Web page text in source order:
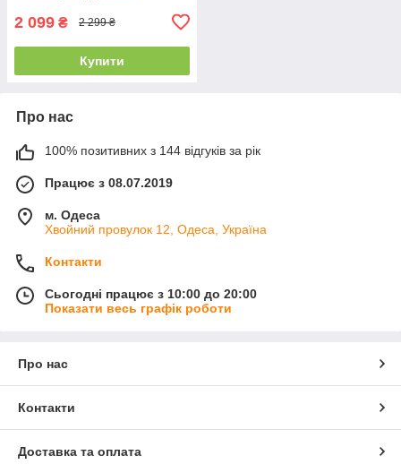
2 099 ₴ 2 299 ₴
Купити
Про нас
100% позитивних з 144 відгуків за рік
Працює з 08.07.2019
м. Одеса
Хвойний провулок 12, Одеса, Україна
Контакти
Сьогодні працює з 10:00 до 20:00
Показати весь графік роботи
Про нас
Контакти
Доставка та оплата